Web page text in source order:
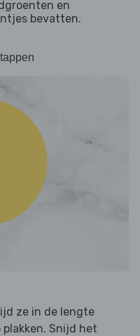
en
bevatten.
ze in de lengte
Snijd het